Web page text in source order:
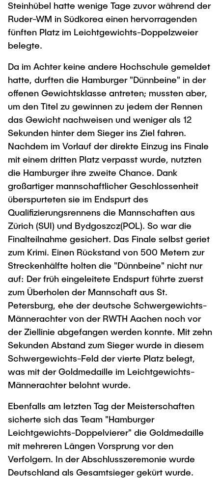
Steinhübel hatte wenige Tage zuvor während der
Ruder-WM in Südkorea einen hervorragenden
fünften Platz im Leichtgewichts-Doppelzweier
belegte.
Da im Achter keine andere Hochschule gemeldet
hatte, durften die Hamburger "Dünnbeine" in der
offenen Gewichtsklasse antreten; mussten aber,
um den Titel zu gewinnen zu jedem der Rennen
das Gewicht nachweisen und weniger als 12
Sekunden hinter dem Sieger ins Ziel fahren.
Nachdem im Vorlauf der direkte Einzug ins Finale
mit einem dritten Platz verpasst wurde, nutzten
die Hamburger ihre zweite Chance. Dank
großartiger mannschaftlicher Geschlossenheit
überspurteten sie im Endspurt des
Qualifizierungsrennens die Mannschaften aus
Zürich (SUI) und Bydgoszcz(POL). So war die
Finalteilnahme gesichert. Das Finale selbst geriet
zum Krimi. Einen Rückstand von 500 Metern zur
Streckenhälfte holten die "Dünnbeine" nicht nur
auf: Der früh eingeleitete Endspurt führte zuerst
zum Überholen der Mannschaft aus St.
Petersburg, ehe der deutsche Schwergewichts-
Männerachter von der RWTH Aachen noch vor
der Ziellinie abgefangen werden konnte. Mit zehn
Sekunden Abstand zum Sieger wurde in diesem
Schwergewichts-Feld der vierte Platz belegt,
was mit der Goldmedaille im Leichtgewichts-
Männerachter belohnt wurde.
Ebenfalls am letzten Tag der Meisterschaften
sicherte sich das Team "Hamburger
Leichtgewichts-Doppelvierer" die Goldmedaille
mit mehreren Längen Vorsprung vor den
Verfolgern. In der Abschlusszeremonie wurde
Deutschland als Gesamtsieger gekürt wurde.